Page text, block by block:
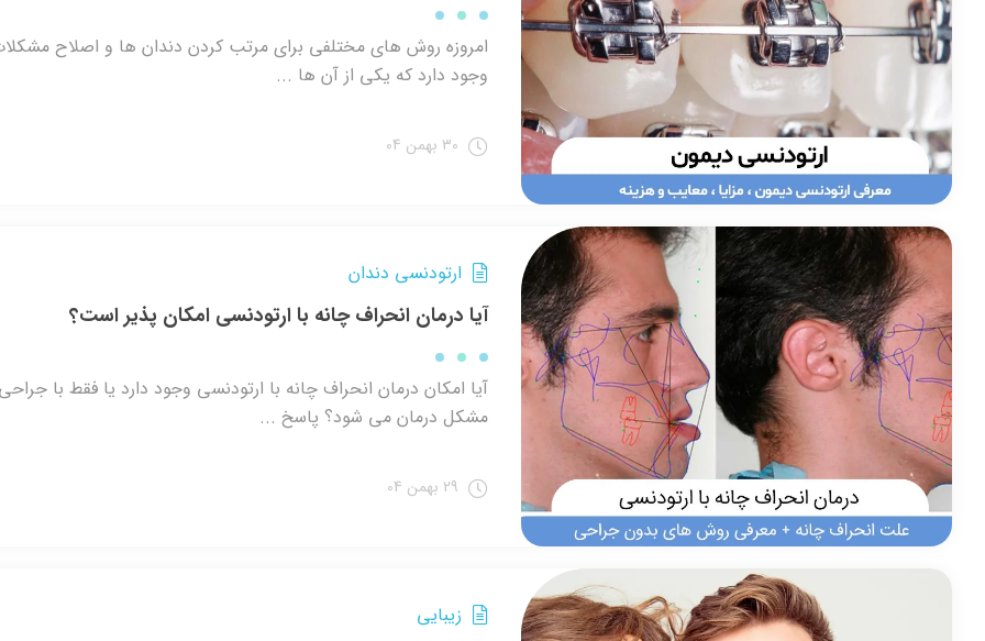
امروزه روش ‌های مختلفی برای مرتب کردن دندان‌ ها و اصلاح
وجود دارد که یکی از آن‌ ها ...
ارتودنسی دندان
آیا درمان انحراف چانه با ارتودنسی امکان پذیر است؟
آیا امکان درمان انحراف چانه با ارتودنسی وجود دارد یا فقط با
مشکل درمان می شود؟ پاسخ ...
زیبایی